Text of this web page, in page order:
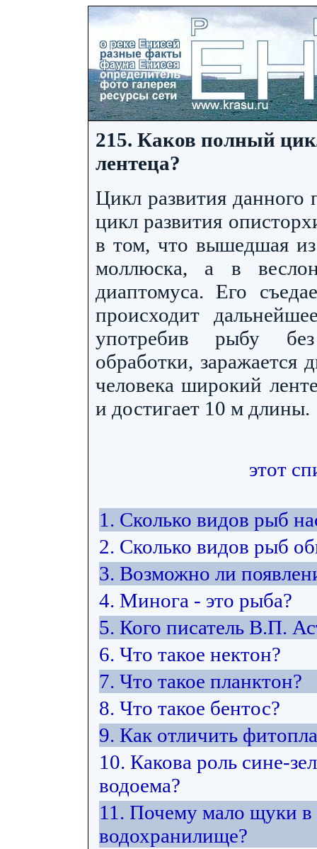
215. Каков полный
лентеца?
Цикл развития данного
цикл развития
в том, что вышедшая
моллюска, а в
диаптомуса. Его
происходит
употребив рыбу
обработки, заражается
человека широкий
и достигает 10 м длины.
этот
1. Сколько видов рыб
2. Сколько видов рыб
3. Возможно ли
4. Минога - это рыба?
5. Кого писатель В.П.
6. Что такое нектон?
7. Что такое планктон?
8. Что такое бентос?
9. Как отличить
10. Какова роль сине-
водоема?
11. Почему мало щуки в
водохранилище?